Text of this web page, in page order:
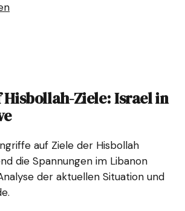
Ziele: Israel in
auf Ziele der Hisbollah
die Spannungen im Libanon
der aktuellen Situation und